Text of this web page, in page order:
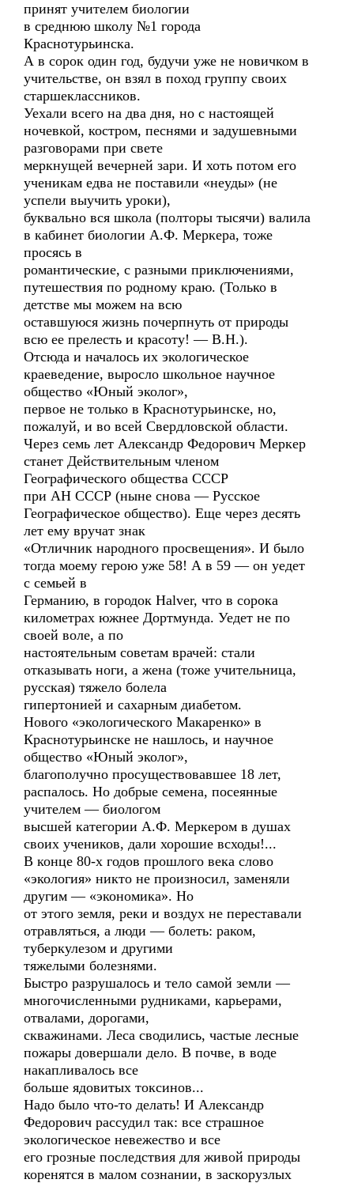
принят учителем биологии
в среднюю школу №1 города
Краснотурьинска.
А в сорок один год, будучи уже не новичком в
учительстве, он взял в поход группу своих
старшеклассников.
Уехали всего на два дня, но с настоящей
ночевкой, костром, песнями и задушевными
разговорами при свете
меркнущей вечерней зари. И хоть потом его
ученикам едва не поставили «неуды» (не
успели выучить уроки),
буквально вся школа (полторы тысячи) валила
в кабинет биологии А.Ф. Меркера, тоже
просясь в
романтические, с разными приключениями,
путешествия по родному краю. (Только в
детстве мы можем на всю
оставшуюся жизнь почерпнуть от природы
всю ее прелесть и красоту! — В.Н.).
Отсюда и началось их экологическое
краеведение, выросло школьное научное
общество «Юный эколог»,
первое не только в Краснотурьинске, но,
пожалуй, и во всей Свердловской области.
Через семь лет Александр Федорович Меркер
станет Действительным членом
Географического общества СССР
при АН СССР (ныне снова — Русское
Географическое общество). Еще через десять
лет ему вручат знак
«Отличник народного просвещения». И было
тогда моему герою уже 58! А в 59 — он уедет
с семьей в
Германию, в городок Halver, что в сорока
километрах южнее Дортмунда. Уедет не по
своей воле, а по
настоятельным советам врачей: стали
отказывать ноги, а жена (тоже учительница,
русская) тяжело болела
гипертонией и сахарным диабетом.
Нового «экологического Макаренко» в
Краснотурьинске не нашлось, и научное
общество «Юный эколог»,
благополучно просуществовавшее 18 лет,
распалось. Но добрые семена, посеянные
учителем — биологом
высшей категории А.Ф. Меркером в душах
своих учеников, дали хорошие всходы!...
В конце 80-х годов прошлого века слово
«экология» никто не произносил, заменяли
другим — «экономика». Но
от этого земля, реки и воздух не переставали
отравляться, а люди — болеть: раком,
туберкулезом и другими
тяжелыми болезнями.
Быстро разрушалось и тело самой земли —
многочисленными рудниками, карьерами,
отвалами, дорогами,
скважинами. Леса сводились, частые лесные
пожары довершали дело. В почве, в воде
накапливалось все
больше ядовитых токсинов...
Надо было что-то делать! И Александр
Федорович рассудил так: все страшное
экологическое невежество и все
его грозные последствия для живой природы
коренятся в малом сознании, в заскорузлых